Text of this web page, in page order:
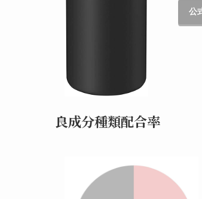
公
良成分種類配合率